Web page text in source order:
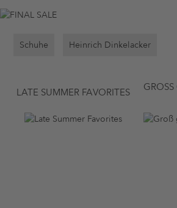
Schuhe Heinrich Dinkelacker
LATE SUMMER FAVORITES
GROSS